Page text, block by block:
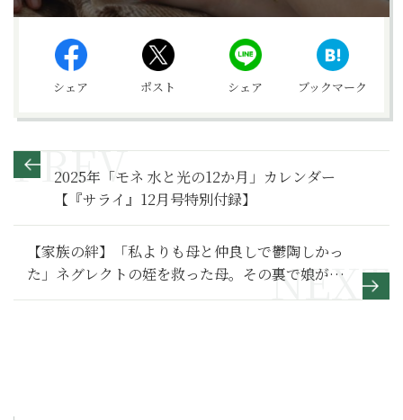
シェア ポスト シェア ブックマーク
2025年「モネ 水と光の12か月」カレンダー
【『サライ』12月号特別付録】
【家族の絆】「私よりも母と仲良しで鬱陶しかっ
た」ネグレクトの姪を救った母。その裏で娘が思
っていたこと～その２～